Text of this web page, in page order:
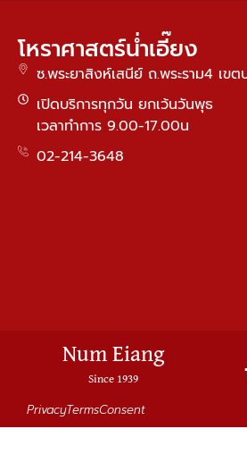
โหราศาสตร์น่ำเอี๊ยง
ซ.พระยาสิงห์เสนีย์ ถ.พระราม4 เข
เปิดบริการทุกวัน ยกเว้นวันพุธ
เวลาทำการ 9.00-17.00น
02-214-3648
Num Eiang
Since 1939
PrivacyTermsConsent